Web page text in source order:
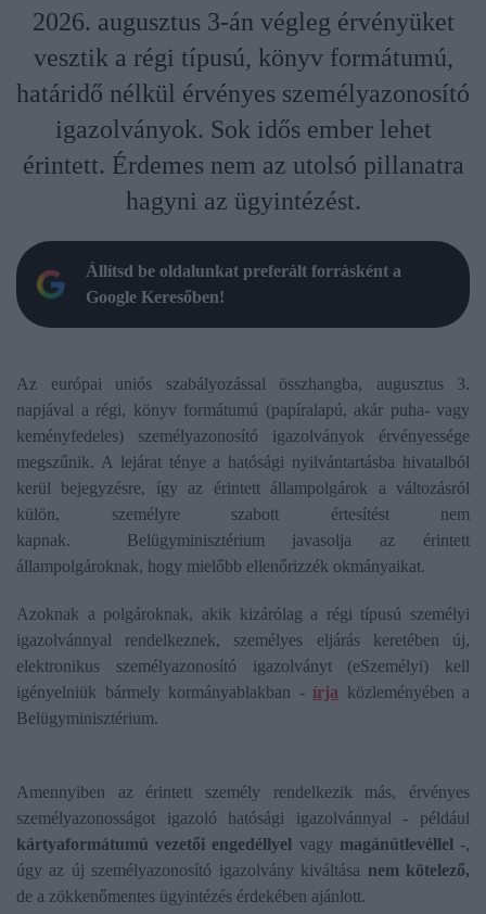
2026. augusztus 3-án végleg érvényüket
vesztik a régi típusú, könyv formátumú,
határidő nélkül érvényes személyazonosító
igazolványok. Sok idős ember lehet
érintett. Érdemes nem az utolsó pillanatra
hagyni az ügyintézést.
Állítsd be oldalunkat preferált forrásként a
Google Keresőben!
Az európai uniós szabályozással összhangba, augusztus 3.
napjával a régi, könyv formátumú (papíralapú, akár puha- vagy
keményfedeles) személyazonosító igazolványok érvényessége
megszűnik. A lejárat ténye a hatósági nyilvántartásba hivatalból
kerül bejegyzésre, így az érintett állampolgárok a változásról
külön, személyre szabott értesítést nem
kapnak. Belügyminisztérium javasolja az érintett
állampolgároknak, hogy mielőbb ellenőrizzék okmányaikat.
Azoknak a polgároknak, akik kizárólag a régi típusú személyi
igazolvánnyal rendelkeznek, személyes eljárás keretében új,
elektronikus személyazonosító igazolványt (eSzemélyi) kell
igényelniük bármely kormányablakban - írja közleményében a
Belügyminisztérium.
Amennyiben az érintett személy rendelkezik más, érvényes
személyazonosságot igazoló hatósági igazolvánnyal - például
kártyaformátumú vezetői engedéllyel vagy magánútlevéllel -,
úgy az új személyazonosító igazolvány kiváltása nem kötelező,
de a zökkenőmentes ügyintézés érdekében ajánlott.